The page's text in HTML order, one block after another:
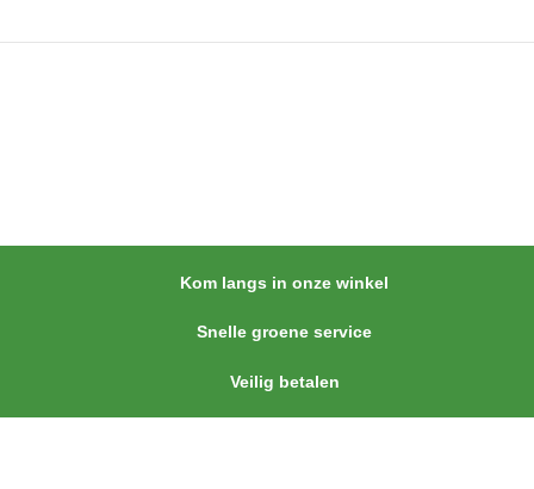
Kom langs in onze winkel
Snelle groene service
Veilig betalen